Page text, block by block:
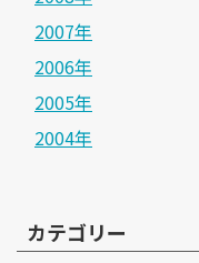
2007年
2006年
2005年
2004年
カテゴリー